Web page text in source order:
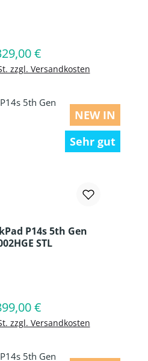
Preis:
€
zzgl. Versandkosten
Warenkorb
NEW IN
Sehr gut
P14s 5th Gen
STL
Preis:
€
zzgl. Versandkosten
Warenkorb